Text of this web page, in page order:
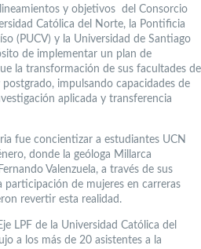
y objetivos del Consorcio
Católica del Norte, la Pontificia
(PUCV) y la Universidad de Santiago
de implementar un plan de
la transformación de sus facultades de
impulsando capacidades de
aplicada y transferencia
fue concientizar a estudiantes UCN
donde la geóloga Millarca
Valenzuela, a través de sus
participación de mujeres en carreras
revertir esta realidad.
LPF de la Universidad Católica del
a los más de 20 asistentes a la